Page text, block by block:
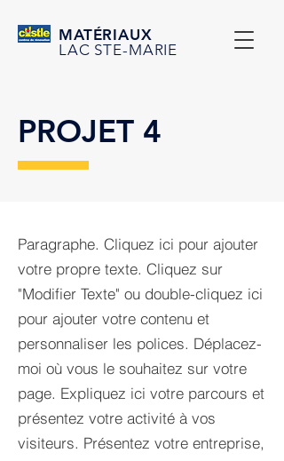
MATÉRIAUX
LAC STE-MARIE
PROJET 4
Paragraphe. Cliquez ici pour ajouter
votre propre texte. Cliquez sur
"Modifier Texte" ou double-cliquez ici
pour ajouter votre contenu et
personnaliser les polices. Déplacez-
moi où vous le souhaitez sur votre
page. Expliquez ici votre parcours et
présentez votre activité à vos
visiteurs. Présentez votre entreprise,